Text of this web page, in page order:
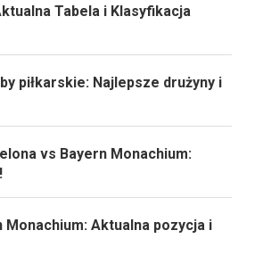
Tabela i Klasyfikacja
piłkarskie: Najlepsze drużyny i
vs Bayern Monachium:
Monachium: Aktualna pozycja i